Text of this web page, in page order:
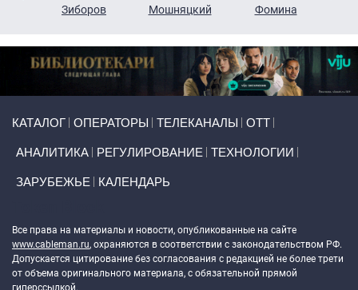
Зиборов
Мошняцкий
Фомина
КАТАЛОГ ОПЕРАТОРЫ ТЕЛЕКАНАЛЫ ОТТ
АНАЛИТИКА РЕГУЛИРОВАНИЕ ТЕХНОЛОГИИ
ЗАРУБЕЖЬЕ КАЛЕНДАРЬ
Все права на материалы и новости, опубликованные на сайте
www.cableman.ru, охраняются в соответствии с законодательством РФ.
Допускается цитирование без согласования с редакцией не более трети
от объема оригинального материала, с обязательной прямой
гиперссылкой.